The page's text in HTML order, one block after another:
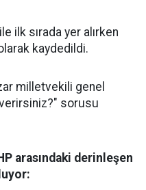
ilk sırada yer alırken
kaydedildi.
milletvekili genel
sorusu
arasındaki derinleşen